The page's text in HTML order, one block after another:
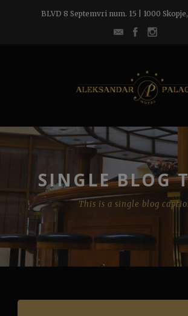
BLVD 8 Septemvri num. 15 | 1000
SINGLE BLOG
This is a single blog